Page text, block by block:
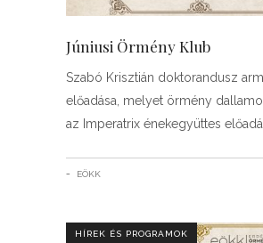
Júniusi Örmény Klub
Szabó Krisztián doktorandusz
előadása, melyet örmény
az Imperatrix énekegyüttes
EÖKK
HÍREK ÉS PROGRAMOK